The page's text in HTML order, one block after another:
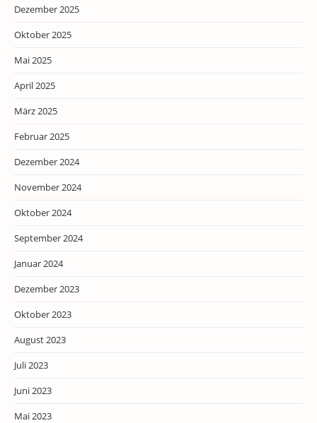
Dezember 2025
Oktober 2025
Mai 2025
April 2025
März 2025
Februar 2025
Dezember 2024
November 2024
Oktober 2024
September 2024
Januar 2024
Dezember 2023
Oktober 2023
August 2023
Juli 2023
Juni 2023
Mai 2023